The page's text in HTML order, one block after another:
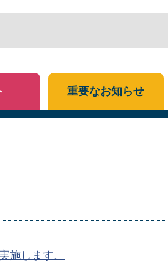
施します。
重要なお知らせ